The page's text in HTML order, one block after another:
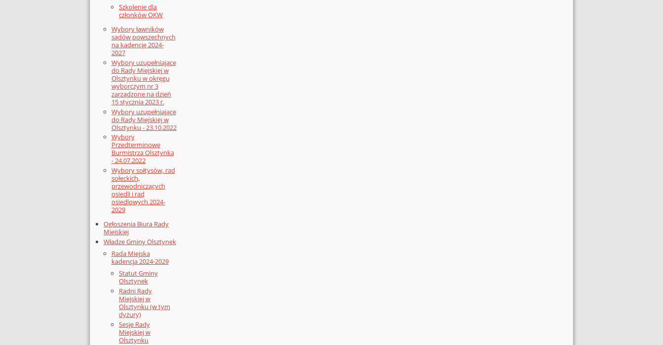
Szkolenie dla
członków OKW
Wybory ławników
sądów powszechnych
na kadencję 2024-
2027
Wybory uzupełniające
do Rady Miejskiej w
Olsztynku w okręgu
wyborczym nr 3
zarządzone na dzień
15 stycznia 2023 r.
Wybory uzupełniające
do Rady Miejskiej w
Olsztynku - 23.10.2022
Wybory
Przedterminowe
Burmistrza Olsztynka
- 24.07.2022
Wybory sołtysów, rad
sołeckich,
przewodniczących
osiedli i rad
osiedlowych 2024-
2029
Ogłoszenia Biura Rady
Miejskiej
Władze Gminy Olsztynek
Rada Miejska
kadencja 2024-2029
Statut Gminy
Olsztynek
Radni Rady
Miejskiej w
Olsztynku (w tym
dyżury)
Sesje Rady
Miejskiej w
Olsztynku